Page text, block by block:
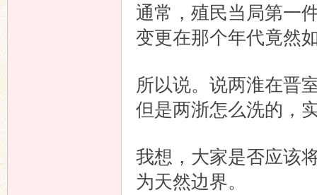
通常，殖民当局第一
变更在那个年代竟然
所以说。说两淮在晋
但是两浙怎么洗的，
我想，大家是否应该
为天然边界。